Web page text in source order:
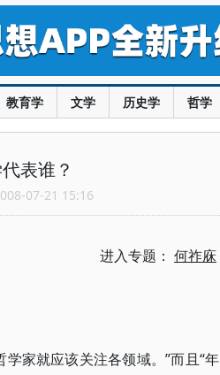
教育学 文学 历史学 哲学
表谁？
07-21 15:16
进入专题： 何祚庥
家就应该关注各领域。”而且“年